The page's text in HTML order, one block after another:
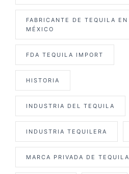
FABRICANTE DE TEQUILA EN
MÉXICO
FDA TEQUILA IMPORT
HISTORIA
INDUSTRIA DEL TEQUILA
INDUSTRIA TEQUILERA
MARCA PRIVADA DE TEQUILA